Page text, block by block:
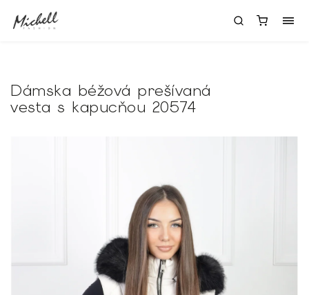
Dámska béžová prešívaná
vesta s kapucňou 20574